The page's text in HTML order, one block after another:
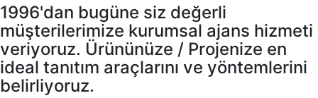
1996'dan bugüne siz değerli
müşterilerimize kurumsal ajans hizmeti
veriyoruz. Ürününüze / Projenize en
ideal tanıtım araçlarını ve yöntemlerini
belirliyoruz.